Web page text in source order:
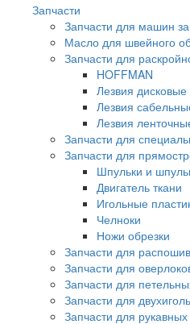
Запчасти
Запчасти для машин
Масло для швейного
Запчасти для
HOFFMAN
Лезвия дисковые
Лезвия
Лезвия
Запчасти для
Запчасти для
Шпульки и
Двигатель ткани
Игольные
Челноки
Ножи обрезки
Запчасти для
Запчасти для
Запчасти для
Запчасти для
Запчасти для